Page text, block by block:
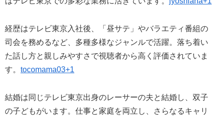
経歴はテレビ東京入社後、「昼サテ」やバラエティ番組の
司会を務めるなど、多種多様なジャンルで活躍。落ち着い
た話し方と親しみやすさで視聴者から高く評価されていま
す。 tocomama03+1
結婚は同じテレビ東京出身のレーサーの夫と結婚し、双子
の子どもがいます。仕事と家庭を両立し、さらなるキャリ